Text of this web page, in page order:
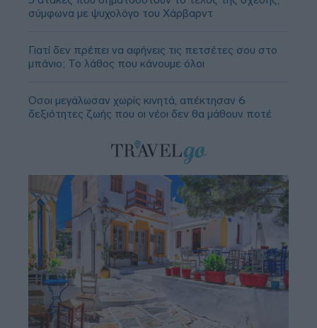
σύμφωνα με ψυχολόγο του Χάρβαρντ
Γιατί δεν πρέπει να αφήνεις τις πετσέτες σου στο
μπάνιο; Το λάθος που κάνουμε όλοι
Όσοι μεγάλωσαν χωρίς κινητά, απέκτησαν 6
δεξιότητες ζωής που οι νέοι δεν θα μάθουν ποτέ